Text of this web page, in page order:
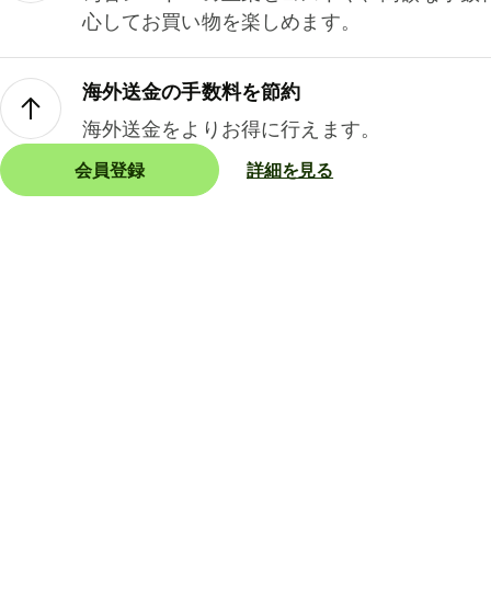
心してお買い物を楽しめます。
海外送金の手数料を節約
海外送金をよりお得に行えます。
会員登録 詳細を見る